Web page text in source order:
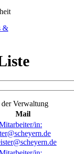
&
Verwaltung
Mail